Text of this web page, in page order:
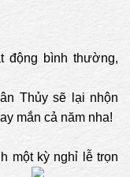
động bình thường,
Thủy sẽ lại nhộn
mắn cả năm nha!
một kỳ nghỉ lễ trọn